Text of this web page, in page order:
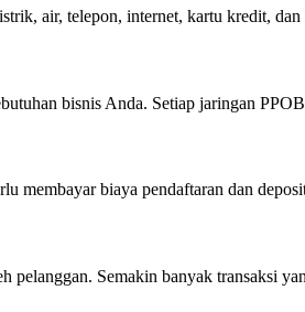
air, telepon, internet, kartu kredit,
bisnis Anda. Setiap jaringan
membayar biaya pendaftaran dan
Semakin banyak transaksi